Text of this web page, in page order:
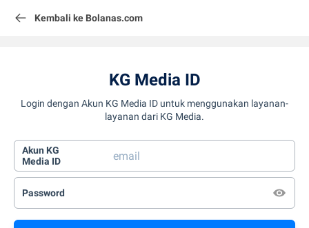
Kembali ke Bolanas.com
KG Media ID
Login dengan Akun KG Media ID untuk menggunakan layanan-
layanan dari KG Media.
Akun KG
Media ID
Password